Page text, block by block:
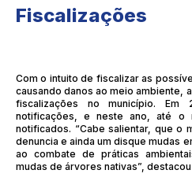
Fiscalizações
Com o intuito de fiscalizar as
causando danos ao meio ambiente,
fiscalizações no município. Em
notificações, e neste ano, até o
notificados. “Cabe salientar, que o
denuncia e ainda um disque mudas
ao combate de práticas
mudas de árvores nativas”,